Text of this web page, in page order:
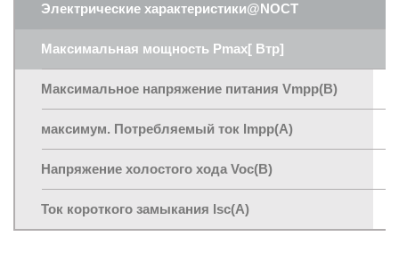
Электрические характеристики@NOCT
Максимальная мощность Pmax[ Втp]
Максимальное напряжение питания Vmpp(В)
максимум. Потребляемый ток lmpp(A)
Напряжение холостого хода Voc(В)
Ток короткого замыкания lsc(A)